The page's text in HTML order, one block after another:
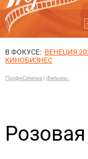
В ФОКУСЕ: ВЕНЕЦИЯ
КИНОБИЗНЕС
ПрофиСинема Фильмы.